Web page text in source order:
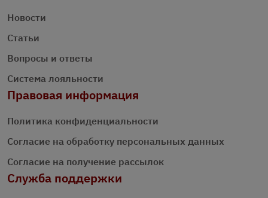
Новости
Статьи
Вопросы и ответы
Система лояльности
Правовая информация
Политика конфиденциальности
Согласие на обработку персональных данных
Согласие на получение рассылок
Служба поддержки